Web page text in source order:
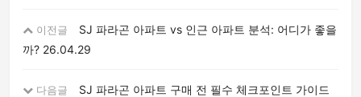
이전글
SJ 파라곤 아파트 vs 인근 아파트 분석: 어디가 좋을
까? 26.04.29
다음글
SJ 파라곤 아파트 구매 전 필수 체크포인트 가이드